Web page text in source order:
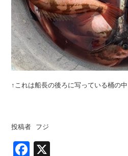
↑これは船長の後ろに写っている桶の中
投稿者 フジ
Facebook